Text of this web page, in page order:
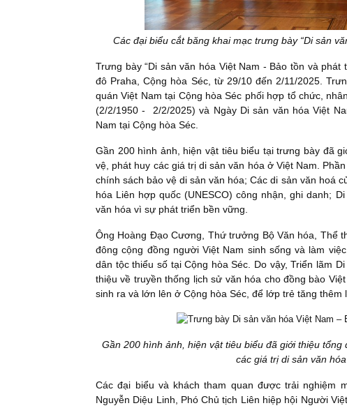
Các đại biểu cắt băng khai mạc trưng bày “Di sản
Trưng bày “Di sản văn hóa Việt Nam - Bảo tồn và
đô Praha, Cộng hòa Séc, từ 29/10 đến 2/11/2025.
quán Việt Nam tại Cộng hòa Séc phối hợp tổ chức,
(2/2/1950 - 2/2/2025) và Ngày Di sản văn hóa Việt
Nam tại Cộng hòa Séc.
Gần 200 hình ảnh, hiện vật tiêu biểu tại trưng bày đã
vệ, phát huy các giá trị di sản văn hóa ở Việt Nam.
chính sách bảo vệ di sản văn hóa; Các di sản văn hoá
hóa Liên hợp quốc (UNESCO) công nhận, ghi danh;
văn hóa vì sự phát triển bền vững.
Ông Hoàng Đạo Cương, Thứ trưởng Bộ Văn hóa, Thể
đông cộng đồng người Việt Nam sinh sống và làm
dân tộc thiểu số tại Cộng hòa Séc. Do vậy, Triển lãm
thiệu về truyền thống lịch sử văn hóa cho đồng bào
sinh ra và lớn lên ở Cộng hòa Séc, để lớp trẻ tăng
Gần 200 hình ảnh, hiện vật tiêu biểu đã giới thiệu
các giá trị di sản văn
Các đại biểu và khách tham quan được trải nghiệm
Nguyễn Diệu Linh, Phó Chủ tịch Liên hiệp hội Người